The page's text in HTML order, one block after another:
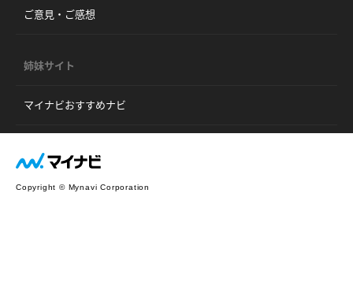
ご意見・ご感想
姉妹サイト
マイナビおすすめナビ
Copyright © Mynavi Corporation